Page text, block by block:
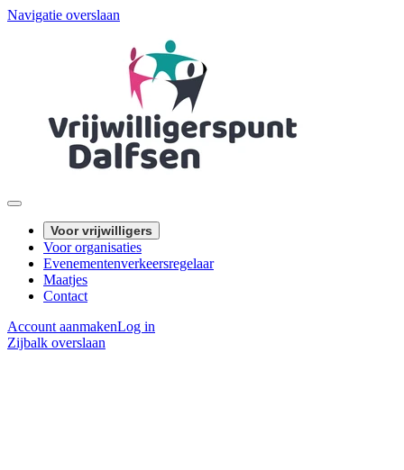
Navigatie overslaan
Voor vrijwilligers
Voor organisaties
Evenementenverkeersregelaar
Maatjes
Contact
Account aanmakenLog in
Zijbalk overslaan